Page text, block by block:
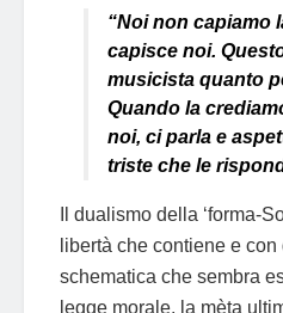
“Noi non capiamo
capisce noi.
musicista quanto
Quando la
noi, ci parla e
triste che le
Il dualismo della ‘forma-
libertà che contiene e
schematica che sembra
legge morale, la mèta